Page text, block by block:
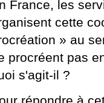
France, les
cette
» au
procréent pas
s'agit-il ?